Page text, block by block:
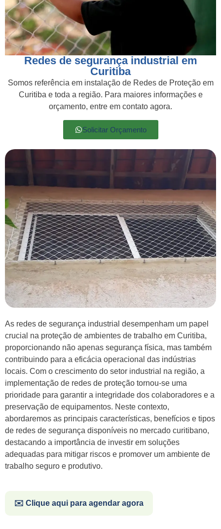
Redes de segurança industrial em
Curitiba
Somos referência em instalação de Redes de Proteção em
Curitiba e toda a região. Para maiores informações e
orçamento, entre em contato agora.
Solicitar Orçamento
As redes de segurança industrial desempenham um papel
crucial na proteção de ambientes de trabalho em Curitiba,
proporcionando não apenas segurança física, mas também
contribuindo para a eficácia operacional das indústrias
locais. Com o crescimento do setor industrial na região, a
implementação de redes de proteção tornou-se uma
prioridade para garantir a integridade dos colaboradores e a
preservação de equipamentos. Neste contexto,
abordaremos as principais características, benefícios e tipos
de redes de segurança disponíveis no mercado curitibano,
destacando a importância de investir em soluções
adequadas para mitigar riscos e promover um ambiente de
trabalho seguro e produtivo.
✉️ Clique aqui para agendar agora